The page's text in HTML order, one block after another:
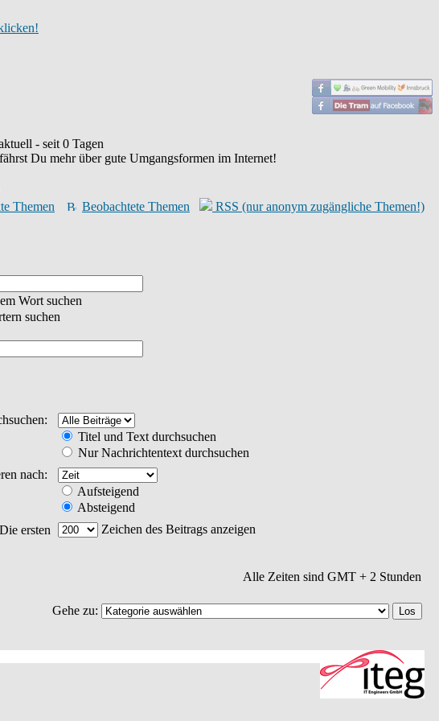
- seit 0 Tagen
Du mehr über gute Umgangsformen im Internet!
Themen
Beobachtete Themen RSS (nur anonym zugängliche Themen!)
Wort suchen
suchen
Titel und Text durchsuchen
Nur Nachrichtentext durchsuchen
nach:
Aufsteigend
Absteigend
Die ersten Zeichen des Beitrags anzeigen
Alle Zeiten sind GMT + 2 Stunden
Gehe zu: